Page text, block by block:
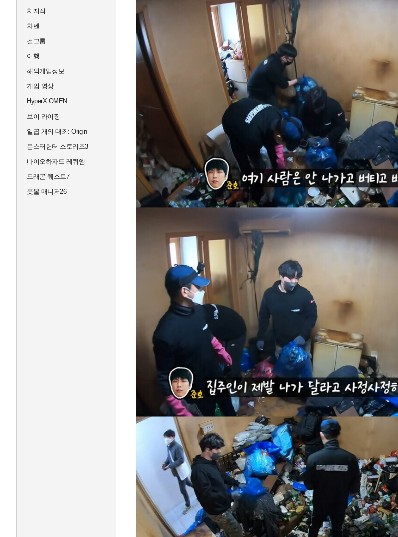
치지직
차벤
걸그룹
여행
해외게임정보
게임 영상
HyperX OMEN
브이 라이징
일곱 개의 대죄: Origin
몬스터헌터 스토리즈3
바이오하자드 레퀴엠
드래곤 퀘스트7
풋볼 매니저26